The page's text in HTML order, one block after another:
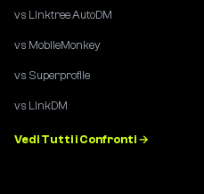
vs Linktree AutoDM
vs MobileMonkey
vs Superprofile
vs LinkDM
Vedi Tutti i Confronti →